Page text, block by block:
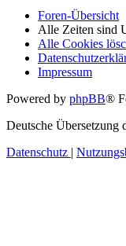
Foren-Übersicht
Alle Zeiten sind
Alle Cookies
Impressum
Powered by phpBB®
Deutsche Übersetzung
Datenschutz |